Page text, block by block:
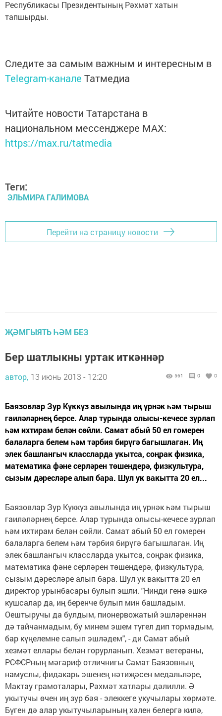
Республикасы Президентының Рәхмәт хатын
тапшырды.
Следите за самым важным и интересным в
Telegram-канале Татмедиа
Читайте новости Татарстана в
национальном мессенджере MАХ:
https://max.ru/tatmedia
Теги:
ЭЛЬМИРА ГАЛИМОВА
Перейти на страницу новости
ҖӘМГЫЯТЬ ҺӘМ БЕЗ
Бер шатлыкны уртак иткәннәр
автор, 13 июнь 2013 - 12:20 561 0 0
Баязовлар Зур Күккүз авылында иң үрнәк һәм тырыш
гаиләләрнең берсе. Алар турында олысы-кечесе зурлап
һәм ихтирам белән сөйли. Самат абый 50 ел гомерен
балаларга белем һәм тәрбия бирүгә багышлаган. Иң
элек башлангыч классларда укытса, соңрак физика,
математика фәне серләрен төшендерә, физкультура,
сызым дәресләре алып бара. Шул ук вакытта 20 ел...
Баязовлар Зур Күккүз авылында иң үрнәк һәм тырыш
гаиләләрнең берсе. Алар турында олысы-кечесе зурлап
һәм ихтирам белән сөйли. Самат абый 50 ел гомерен
балаларга белем һәм тәрбия бирүгә багышлаган. Иң
элек башлангыч классларда укытса, соңрак физика,
математика фәне серләрен төшендерә, физкультура,
сызым дәресләре алып бара. Шул ук вакытта 20 ел
директор урынбасары булып эшли. "Нинди генә эшкә
кушсалар да, иң беренче булып мин башладым.
Оештыручы да булдым, пионервожатый эшләреннән
дә тайчанмадым, бу минем эшем түгел дип тормадым,
бар күңелемне салып эшләдем", - ди Самат абый
хезмәт еллары белән горурланып. Хезмәт ветераны,
РСФСРның мәгариф отличнигы Самат Баязовның
намуслы, фидакарь эшенең нәтиҗәсен медальләре,
Мактау грамоталары, Рәхмәт хатлары дәлилли. Ә
укытучы өчен иң зур бәя - элеккеге укучылары хөрмәте.
Бүген дә алар укытучыларының хәлен белергә килә,